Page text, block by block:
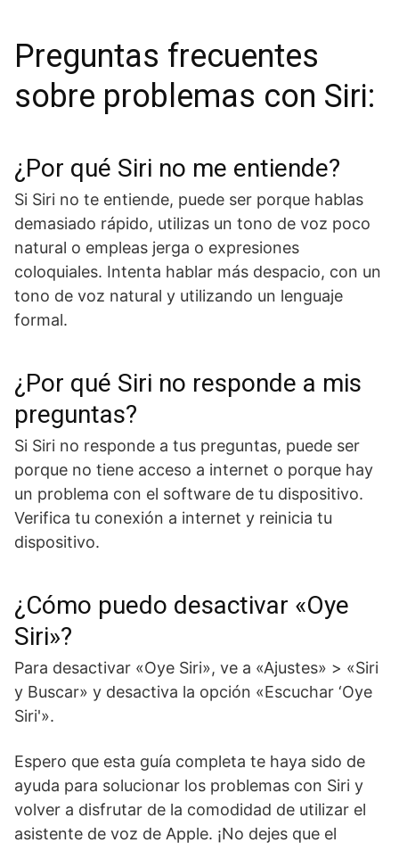
Preguntas frecuentes
sobre problemas con Siri:
¿Por qué Siri no me entiende?
Si Siri no te entiende, puede ser porque hablas
demasiado rápido, utilizas un tono de voz poco
natural o empleas jerga o expresiones
coloquiales. Intenta hablar más despacio, con un
tono de voz natural y utilizando un lenguaje
formal.
¿Por qué Siri no responde a mis
preguntas?
Si Siri no responde a tus preguntas, puede ser
porque no tiene acceso a internet o porque hay
un problema con el software de tu dispositivo.
Verifica tu conexión a internet y reinicia tu
dispositivo.
¿Cómo puedo desactivar «Oye
Siri»?
Para desactivar «Oye Siri», ve a «Ajustes» > «Siri
y Buscar» y desactiva la opción «Escuchar ‘Oye
Siri'».
Espero que esta guía completa te haya sido de
ayuda para solucionar los problemas con Siri y
volver a disfrutar de la comodidad de utilizar el
asistente de voz de Apple. ¡No dejes que el